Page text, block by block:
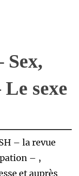
Sex,
sexe
– la revue
– ,
et auprès